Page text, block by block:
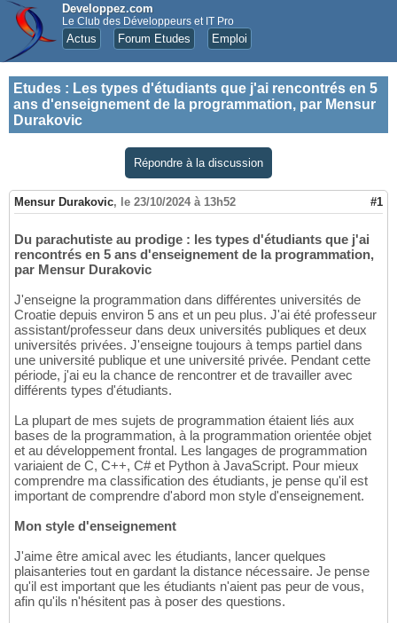
Developpez.com
Le Club des Développeurs et IT Pro
Actus Forum Etudes Emploi
Etudes : Les types d'étudiants que j'ai rencontrés en 5
ans d'enseignement de la programmation, par Mensur
Durakovic
Répondre à la discussion
Mensur Durakovic, le 23/10/2024 à 13h52 #1
Du parachutiste au prodige : les types d'étudiants que j'ai
rencontrés en 5 ans d'enseignement de la programmation,
par Mensur Durakovic
J'enseigne la programmation dans différentes universités de
Croatie depuis environ 5 ans et un peu plus. J'ai été professeur
assistant/professeur dans deux universités publiques et deux
universités privées. J'enseigne toujours à temps partiel dans
une université publique et une université privée. Pendant cette
période, j'ai eu la chance de rencontrer et de travailler avec
différents types d'étudiants.
La plupart de mes sujets de programmation étaient liés aux
bases de la programmation, à la programmation orientée objet
et au développement frontal. Les langages de programmation
variaient de C, C++, C# et Python à JavaScript. Pour mieux
comprendre ma classification des étudiants, je pense qu'il est
important de comprendre d'abord mon style d'enseignement.
Mon style d'enseignement
J'aime être amical avec les étudiants, lancer quelques
plaisanteries tout en gardant la distance nécessaire. Je pense
qu'il est important que les étudiants n'aient pas peur de vous,
afin qu'ils n'hésitent pas à poser des questions.